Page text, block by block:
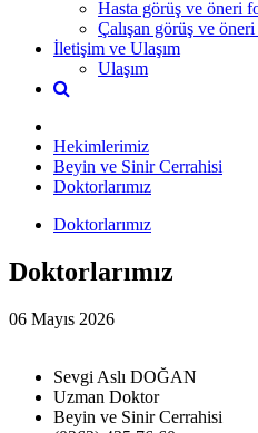
Hasta görüş ve öneri
Çalışan görüş ve
İletişim ve Ulaşım
Ulaşım
Hekimlerimiz
Beyin ve Sinir Cerrahisi
Doktorlarımız
Doktorlarımız
Doktorlarımız
06 Mayıs 2026
Sevgi Aslı DOĞAN
Uzman Doktor
Beyin ve Sinir Cerrahisi